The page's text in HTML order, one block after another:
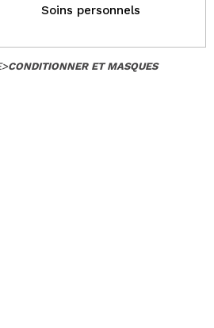
Soins personnels
>CONDITIONNER ET MASQUES